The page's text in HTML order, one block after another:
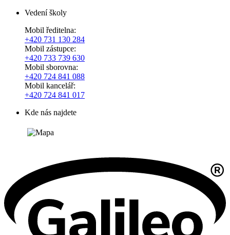
Vedení školy
Mobil ředitelna:
+420 731 130 284
Mobil zástupce:
+420 733 739 630
Mobil sborovna:
+420 724 841 088
Mobil kancelář:
+420 724 841 017
Kde nás najdete